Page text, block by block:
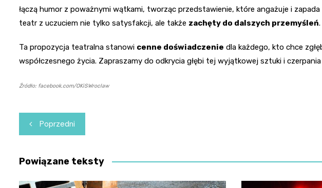
łączą humor z poważnymi wątkami, tworząc przedstawienie, które angażuje i
teatr z uczuciem nie tylko satysfakcji, ale także zachęty do dalszych przemyśleń.
Ta propozycja teatralna stanowi cenne doświadczenie dla każdego, kto chce
współczesnego życia. Zapraszamy do odkrycia głębi tej wyjątkowej sztuki i
Źródło: facebook.com/OKiSWroclaw
Nawigacja
wpisu
Poprzedni
Powiązane teksty